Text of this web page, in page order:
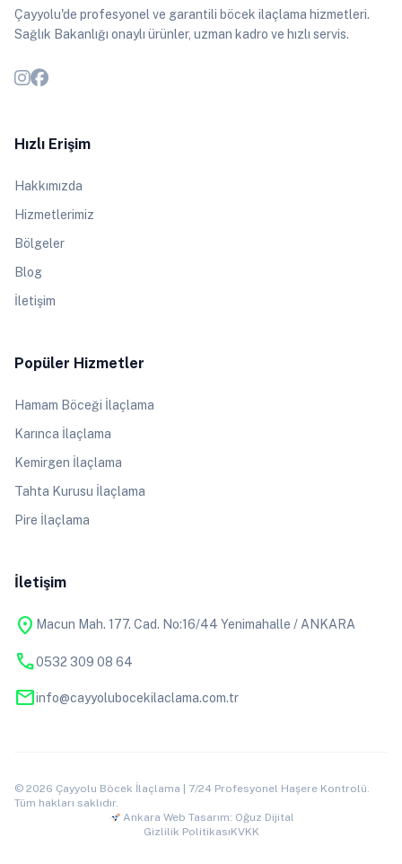
Çayyolu'de profesyonel ve garantili böcek ilaçlama hizmetleri.
Sağlık Bakanlığı onaylı ürünler, uzman kadro ve hızlı servis.
Hızlı Erişim
Hakkımızda
Hizmetlerimiz
Bölgeler
Blog
İletişim
Popüler Hizmetler
Hamam Böceği İlaçlama
Karınca İlaçlama
Kemirgen İlaçlama
Tahta Kurusu İlaçlama
Pire İlaçlama
İletişim
location_on Macun Mah. 177. Cad. No:16/44 Yenimahalle / ANKARA
phone0532 309 08 64
mailinfo@cayyolubocekilaclama.com.tr
© 2026 Çayyolu Böcek İlaçlama | 7/24 Profesyonel Haşere Kontrolü.
Tüm hakları saklıdır.
Ankara Web Tasarım: Oğuz Dijital
Gizlilik PolitikasıKVKK